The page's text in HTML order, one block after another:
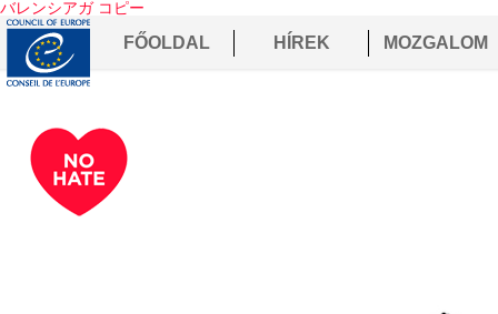
バレンシアガ コピー
FŐOLDAL HÍREK MOZGALOM